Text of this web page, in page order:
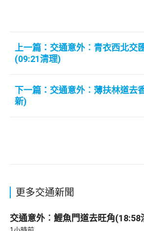
上一篇：交通意外︰青衣西北交
(09:21清理)
下一篇：交通意外︰薄扶林道去
新)
更多交通新聞
交通意外︰鯉魚門道去旺角(18:58